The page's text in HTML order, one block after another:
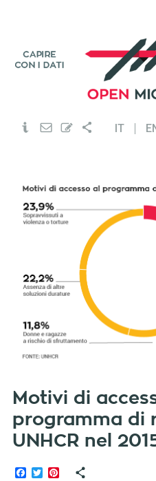
IT
Motivi di
programma di
UNHCR nel
Facebook
TwitterPinterest